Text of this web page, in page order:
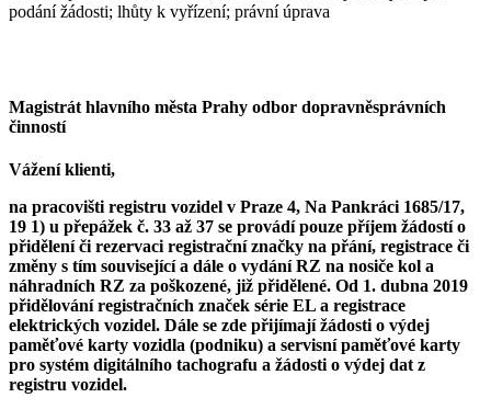
podání žádosti; lhůty k vyřízení; právní úprava
Magistrát hlavního města Prahy odbor dopravněsprávních
činností
Vážení klienti,
na pracovišti registru vozidel v Praze 4, Na Pankráci 1685/17,
19 1) u přepážek č. 33 až 37 se provádí pouze příjem žádostí o
přidělení či rezervaci registrační značky na přání, registrace či
změny s tím související a dále o vydání RZ na nosiče kol a
náhradních RZ za poškozené, již přidělené. Od 1. dubna 2019
přidělování registračních značek série EL a registrace
elektrických vozidel. Dále se zde přijímají žádosti o výdej
paměťové karty vozidla (podniku) a servisní paměťové karty
pro systém digitálního tachografu a žádosti o výdej dat z
registru vozidel.